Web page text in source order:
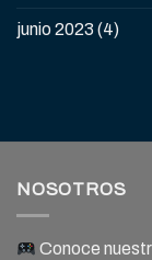
junio 2023 (4)
NOSOTROS
Conoce